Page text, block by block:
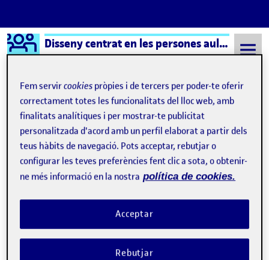
Saltar al contingut
Logo Ágora Disseny centrat en les persones aula 2
Semestre 20212 - Aula 2 17 Març, 2022
17 Març, 2022
Publicat per
Laura Rosell Zanón
Data de publicació6 abril, 2022 9:03 pm
-1 comentari
Fem servircookies pròpies i de tercers per poder-te oferir
correctament totes les funcionalitats del lloc web, amb
finalitats analítiques i per mostrar-te publicitat
personalitzada d'acord amb un perfil elaborat a partir dels
teus hàbits de navegació. Pots acceptar, rebutjar o
configurar les teves preferències fent clic a sota, o obtenir-
ne més informació en la nostra política de cookies.
Rebutjar
Acceptar